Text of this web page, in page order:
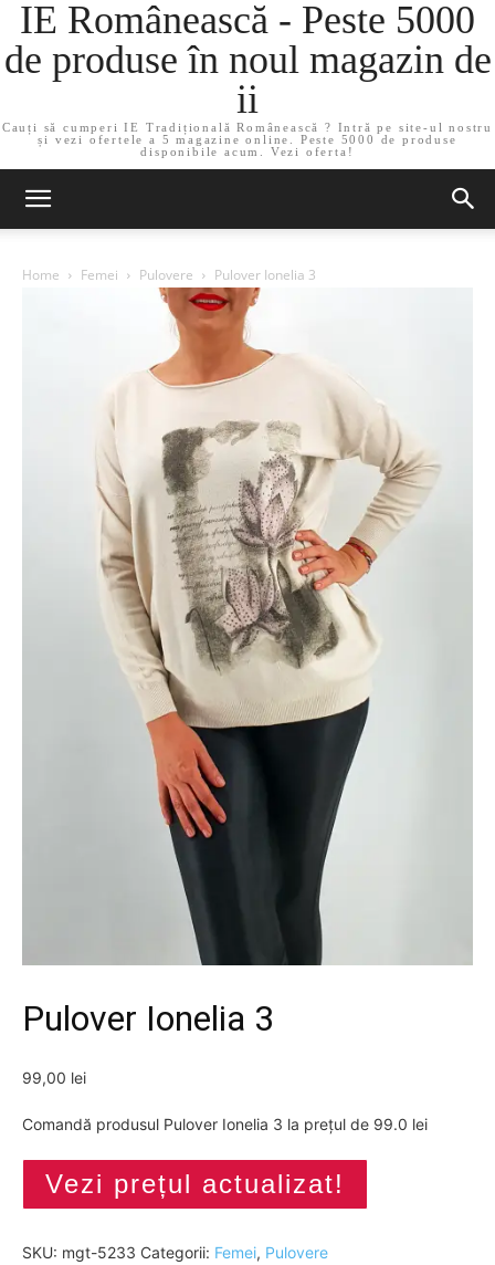
IE Românească - Peste 5000
de produse în noul magazin de
ii
Cauți să cumperi IE Tradițională Românească ? Intră pe site-ul nostru
și vezi ofertele a 5 magazine online. Peste 5000 de produse
disponibile acum. Vezi oferta!
Home Femei Pulovere Pulover Ionelia 3
Pulover Ionelia 3
99,00 lei
Comandă produsul Pulover Ionelia 3 la prețul de 99.0 lei
Vezi prețul actualizat!
SKU: mgt-5233 Categorii: Femei, Pulovere